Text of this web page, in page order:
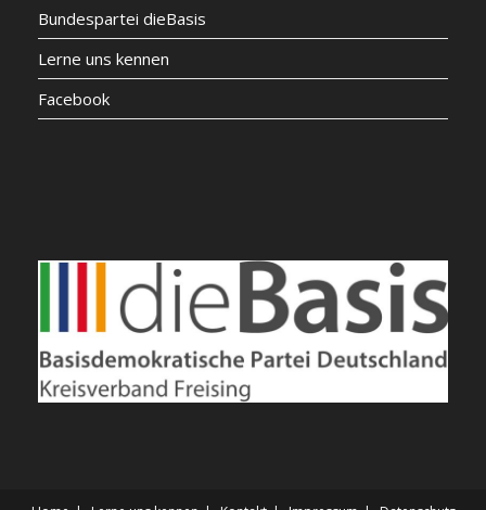
Bundespartei dieBasis
Lerne uns kennen
Facebook